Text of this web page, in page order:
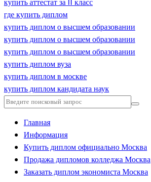
купить аттестат за 11 класс
где купить диплом
купить диплом о высшем образовании
купить диплом о высшем образовании
купить диплом о высшем образовании
купить диплом вуза
купить диплом в москве
купить диплом кандидата наук
Главная
Информация
Купить диплом официально Москва
Продажа дипломов колледжа Москва
Заказать диплом экономиста Москва